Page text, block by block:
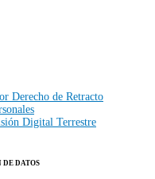
Derecho de Retracto
Digital Terrestre
DE DATOS